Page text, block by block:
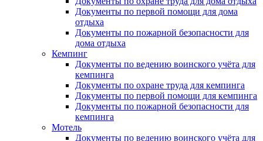
Документы по первой помощи для дома
отдыха
Документы по пожарной безопасности для
дома отдыха
Кемпинг
Документы по ведению воинского учёта для
кемпинга
Документы по охране труда для кемпинга
Документы по первой помощи для кемпинга
Документы по пожарной безопасности для
кемпинга
Мотель
Документы по ведению воинского учёта для